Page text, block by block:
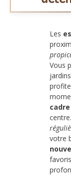
Les
Vous
votre